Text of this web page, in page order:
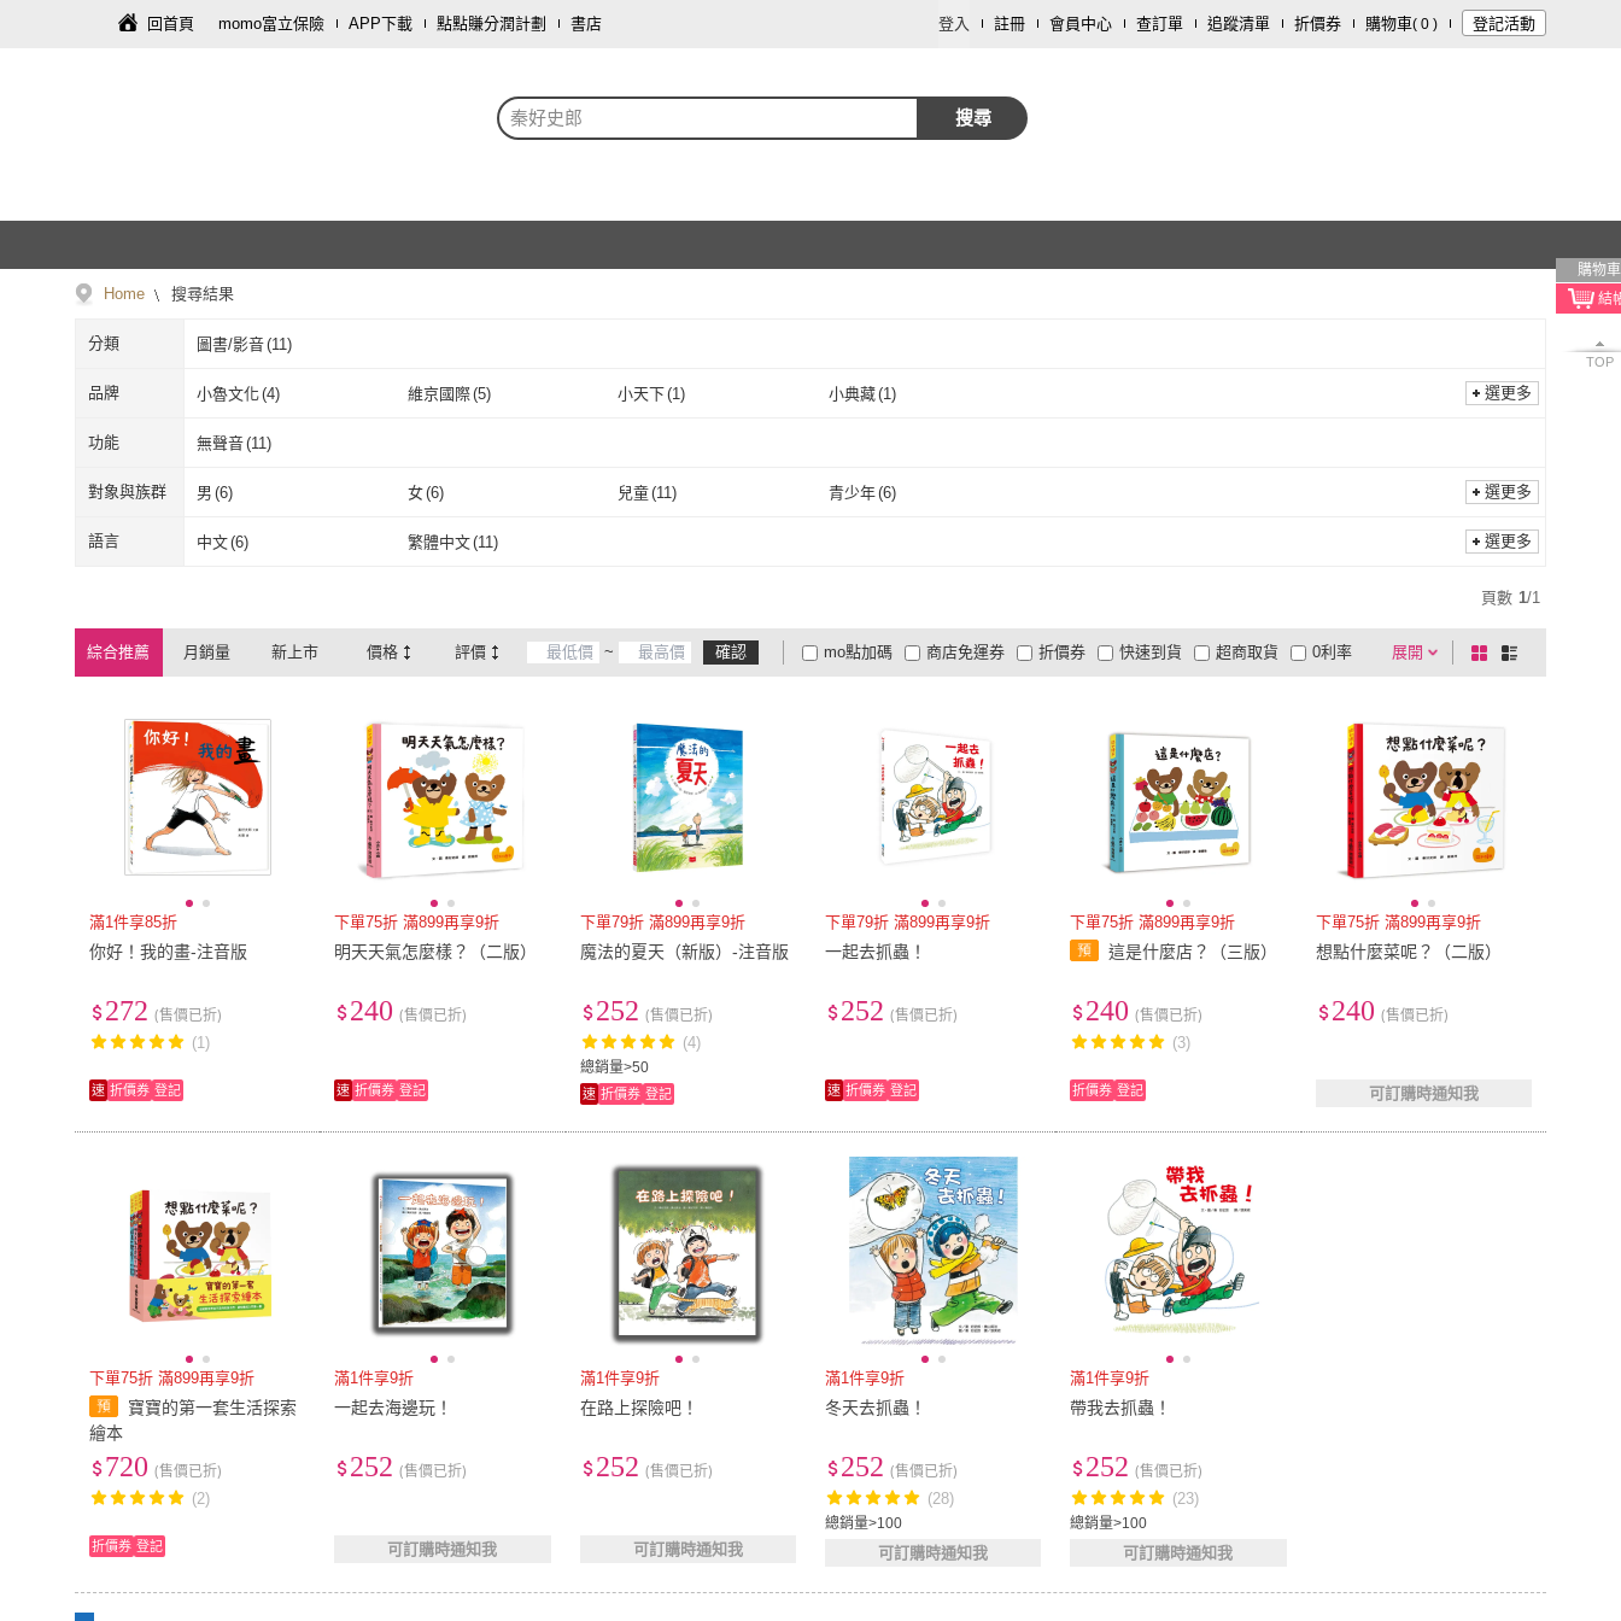
回首頁 momo富立保險 APP下載 點點賺分潤計劃 書店 登入 註冊 會員中心 查訂單 追蹤清單 折價券 購物車( 0 ) 登記活動
秦好史郎 搜尋
購物車
TOP
Home 搜尋結果
分類 圖書/影音(11)
品牌 小魯文化(4) 維京國際(5) 小天下(1) 小典藏(1)
小魯文化
選更多
功能 無聲音(11)
無聲音
對象與族群 男 (6) 女(6) 兒童(11) 青少年(6)
男(6 女(6)
選更多
語言 中文(6) 繁體中文(11) 選更多
頁數 1/1
綜合推薦 月銷量 新上市 價格 評價 ~ 確認 展開
折價券
有影片
商品有量 電視購物
mo點加碼 快速到貨 超商取貨
大家電安心配
大家電快配
商店免運券 0利率
棋
盤
列
滿1件享85折
你好！我的畫-注音版
272 (售價已折)
(1)
速 折價券 登記
下單75折 滿899再享9折
明天天氣怎麼樣？（二版）
240 (售價已折)
速 折價券 登記
下單79折 滿899再享9折
魔法的夏天（新版）-注音版
總銷量>50
252 (售價已折)
(4)
速 折價券 登記
下單79折 滿899再享9折
一起去抓蟲！
252 (售價已折)
速 折價券 登記
下單75折 滿899再享9折
這是什麼店？（三版）
240 (售價已折)
(3)
折價券 登記
下單75折 滿899再享9折
想點什麼菜呢？（二版）
240 (售價已折)
可訂購時通知我
下單75折 滿899再享9折
寶寶的第一套生活探索
繪本
720 (售價已折)
(2)
折價券 登記
滿1件享9折
一起去海邊玩！
252 (售價已折)
可訂購時通知我
滿1件享9折
在路上探險吧！
252 (售價已折)
可訂購時通知我
滿1件享9折
冬天去抓蟲！
總銷量>100
252 (售價已折)
(28)
可訂購時通知我
滿1件享9折
帶我去抓蟲！
總銷量>100
252 (售價已折)
(23)
可訂購時通知我